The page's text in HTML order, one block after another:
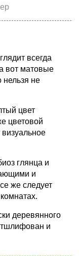
всегда
вот матовые
нельзя не
цвет
цветовой
визуальное
глянца и
и
же следует
деревянного
и